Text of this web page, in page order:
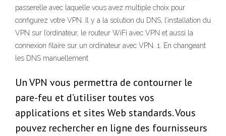
passerelle avec laquelle vous avez multiple choix pour
configurez votre VPN. Il y a la solution du DNS, l’installation du
VPN sur l’ordinateur, le routeur WiFi avec VPN et aussi la
connexion filaire sur un ordinateur avec VPN. 1. En changeant
les DNS manuellement
Un VPN vous permettra de contourner le
pare-feu et d’utiliser toutes vos
applications et sites Web standards. Vous
pouvez rechercher en ligne des fournisseurs